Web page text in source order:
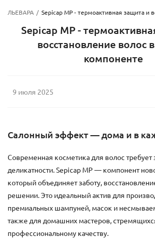
/ Sepicap MP - термоактивная защита
Sepicap MP -
восстановление волос
компоненте
9 июля 2025
Салонный эффект — дома и в
Современная косметика для волос
деликатности. Sepicap MP — компонент
который объединяет заботу,
решении. Это идеальный актив для
премиальных шампуней, масок и
также для домашних мастеров,
профессиональному качеству.